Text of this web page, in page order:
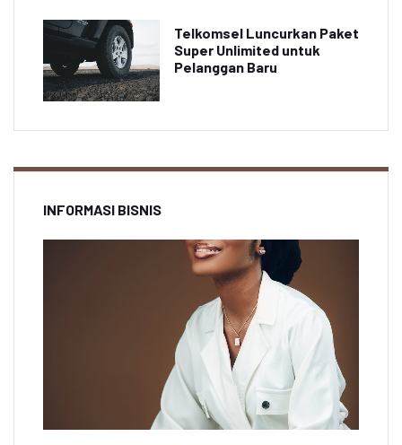
Telkomsel Luncurkan Paket
Super Unlimited untuk
Pelanggan Baru
INFORMASI BISNIS